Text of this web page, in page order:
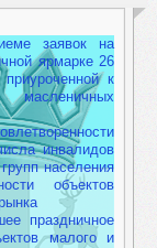
заявок на
ярмарке 26
к
инвалидов
населения
объектов
праздничное
малого и